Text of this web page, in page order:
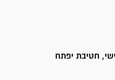
חטיבת יפתח